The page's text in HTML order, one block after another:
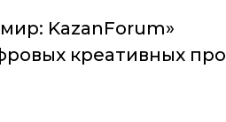
KazanForum»
креативных